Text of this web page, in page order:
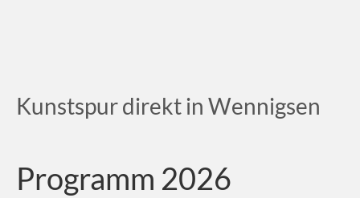
Kunstspur direkt in Wennigsen
Programm 2026